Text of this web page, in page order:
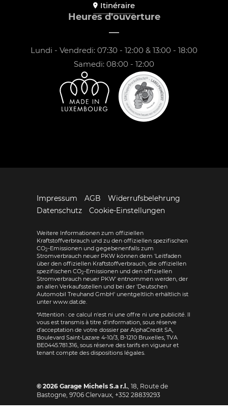
Itinéraire
Heures d'ouverture
Lundi - Vendredi: 07:30 - 12:00 & 13:00 - 18:00
Samedi: 08:00 - 12:00
Impressum AGB
Widerrufsbelehrung
Datenschutz
Cookie-Einstellungen
Weitere Informationen zum offiziellen
Kraftstoffverbrauch und zu den offiziellen spezifischen
CO2-Emissionen und gegebenenfalls zum
Stromverbrauch neuer PKW können dem 'Leitfaden
über den offiziellen Kraftstoffverbrauch, die offiziellen
spezifischen CO2-Emissionen und den offiziellen
Stromverbrauch neuer PKW' entnommen werden, der
an allen Verkaufsstellen und bei der 'Deutschen
Automobil Treuhand GmbH' unentgeltlich erhältlich ist
unter www.dat.de.
*Attention : ce calcul n'est ni une offre ni une publicité. Il
vous est transmis à titre d'information, sous réserve
d'acceptation de votre dossier par AlphaCredit SA,
Boulevard Saint-Lazare 4-10/3, B-1210 Bruxelles, TVA
BE0445.781.316, sous réserve des tarifs en vigueur et
tenant compte des dispositions légales.
© 2026 Garage Michels S.a r.l. 18, Route de
Bastogne 9706 Clervaux, +352 28839293